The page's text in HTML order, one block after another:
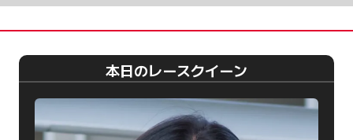
の
ペ
ー
ジ
送
り
本日のレースクイーン